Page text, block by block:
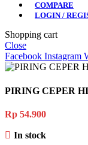
COMPARE
LOGIN /
Shopping cart
Close
Facebook Instagram
PIRING CEPER
Rp 54.900
In stock